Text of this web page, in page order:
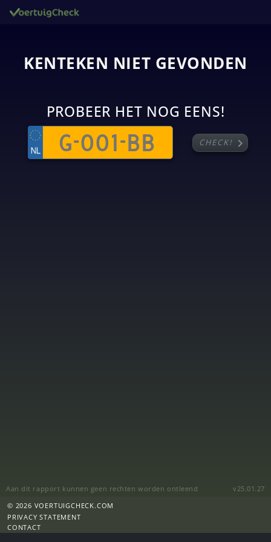
KENTEKEN NIET GEVONDEN
PROBEER HET NOG EENS!
CHECK! chevron_right
Aan dit rapport kunnen geen rechten worden ontleend
v25.01.27
© 2026 VOERTUIGCHECK.COM
PRIVACY STATEMENT
CONTACT